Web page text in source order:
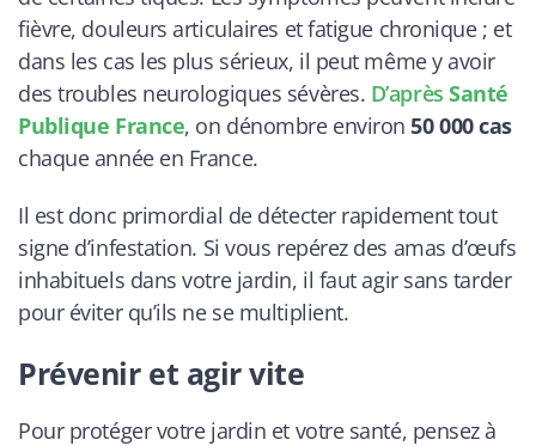
fièvre, douleurs articulaires et fatigue chronique ; et
dans les cas les plus sérieux, il peut même y avoir
des troubles neurologiques sévères. D’aprèsSanté
Publique France, on dénombre environ50 000 cas
chaque année en France.
Il est donc primordial de détecter rapidement tout
signe d’infestation. Si vous repérez des amas d’œufs
inhabituels dans votre jardin, il faut agir sans tarder
pour éviter qu’ils ne se multiplient.
Prévenir et agir vite
Pour protéger votre jardin et votre santé, pensez à